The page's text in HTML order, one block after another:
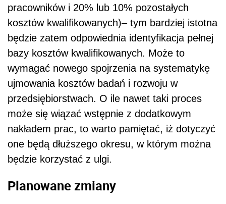
pracowników i 20% lub 10% pozostałych
kosztów kwalifikowanych)– tym bardziej istotna
będzie zatem odpowiednia identyfikacja pełnej
bazy kosztów kwalifikowanych. Może to
wymagać nowego spojrzenia na systematykę
ujmowania kosztów badań i rozwoju w
przedsiębiorstwach. O ile nawet taki proces
może się wiązać wstępnie z dodatkowym
nakładem prac, to warto pamiętać, iż dotyczyć
one będą dłuższego okresu, w którym można
będzie korzystać z ulgi.
Planowane zmiany